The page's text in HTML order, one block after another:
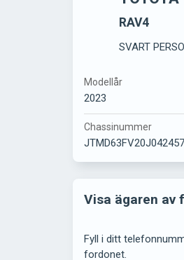
RAV4
SVART
Modellår
2023
Chassinummer
JTMD63FV20J042457
Visa ägaren av
Fyll i ditt
fordonet.